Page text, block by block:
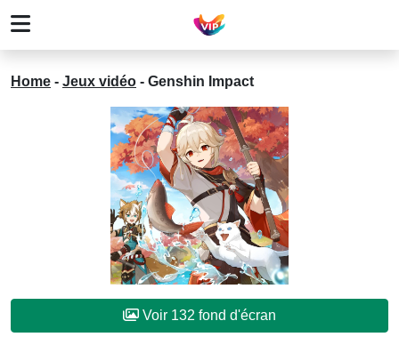
Home - Jeux vidéo - Genshin Impact
Voir 132 fond d'écran